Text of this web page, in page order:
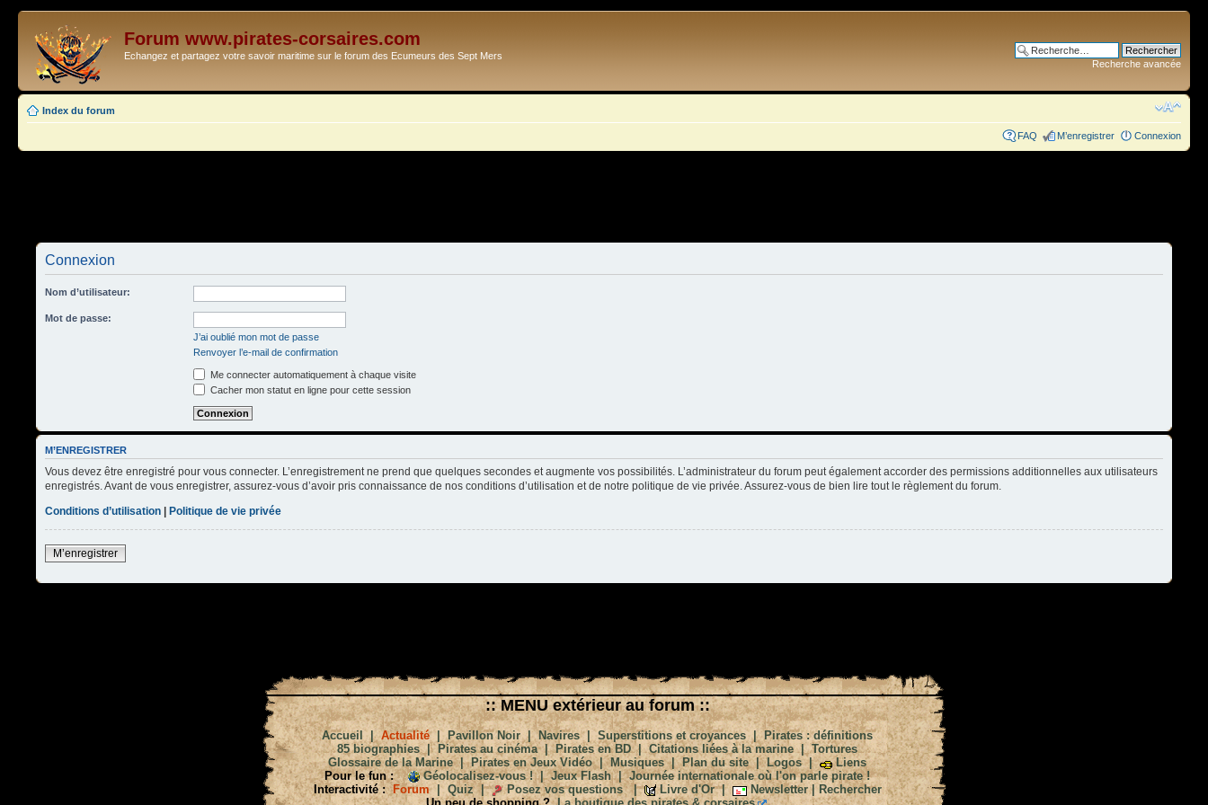
Forum www.pirates-corsaires.com
Echangez et partagez votre savoir maritime sur le forum des Ecumeurs des Sept Mers
Recherche avancée
Index du forum
FAQ M’enregistrer Connexion
Connexion
Nom d’utilisateur:
Mot de passe:
J’ai oublié mon mot de passe
Renvoyer l’e-mail de confirmation
Me connecter automatiquement à chaque visite
Cacher mon statut en ligne pour cette session
M’ENREGISTRER
Vous devez être enregistré pour vous connecter. L’enregistrement ne prend que quelques secondes et augmente vos possibilités. L’administrateur du forum peut également accorder des permissions additionnelles aux utilisateurs
enregistrés. Avant de vous enregistrer, assurez-vous d’avoir pris connaissance de nos conditions d’utilisation et de notre politique de vie privée. Assurez-vous de bien lire tout le règlement du forum.
Conditions d’utilisation | Politique de vie privée
M’enregistrer
:: MENU extérieur au forum ::
Accueil|Actualité|Pavillon Noir|Navires|Superstitions et croyances|Pirates : définitions
85 biographies| Pirates au cinéma|Pirates en BD|Citations liées à la marine|Tortures
Glossaire de la Marine|Pirates en Jeux Vidéo|Musiques|Plan du site|Logos|
Liens
Pour le fun :
Géolocalisez-vous !|Jeux Flash|Journée internationale où l'on parle pirate !
Interactivité : Forum| Quiz| Posez vos questions| Livre d'Or| Newsletter| Rechercher